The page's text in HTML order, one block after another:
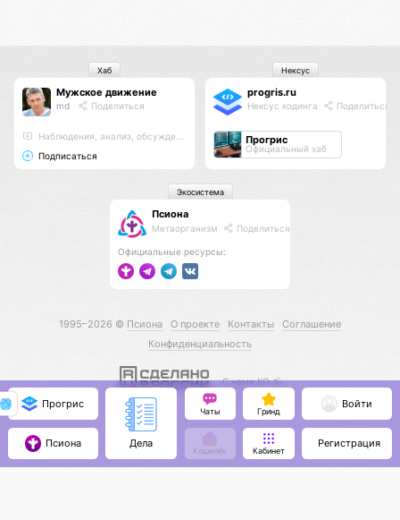
Мужское движение
md Поделиться
Наблюдения, анализ, обсуждения
Подписаться
Хаб
progris.ru
Нексус кодинга Поделиться
Прогрис
Официальный хаб
Нексус
Псиона
Метаорганизм Поделиться
Официальные ресурсы:
Экосистема
1995–2026 © Псиона О проекте Контакты
Соглашение
Конфиденциальность
С нами КО 🕉️
Прогрис
Псиона Дела
Чаты Гринд
Кошелёк Кабинет
Войти
Регистрация